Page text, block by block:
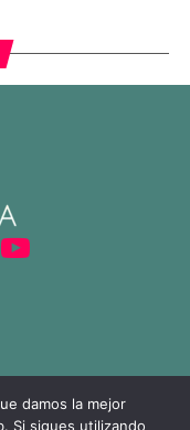
de ronda, sino
negativa en
con un equipo
damos la mejor
Si sigues utilizando